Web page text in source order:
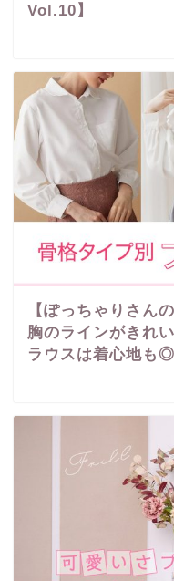
Vol.10】
【ぽっちゃりさん
胸のラインがきれ
ラウスは着心地も◎